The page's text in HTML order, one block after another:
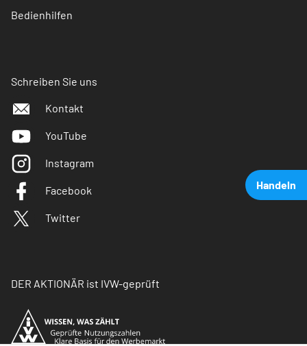
Handeln
Bedienhilfen
Schreiben Sie uns
Kontakt
YouTube
Instagram
Facebook
Twitter
DER AKTIONÄR ist IVW-geprüft